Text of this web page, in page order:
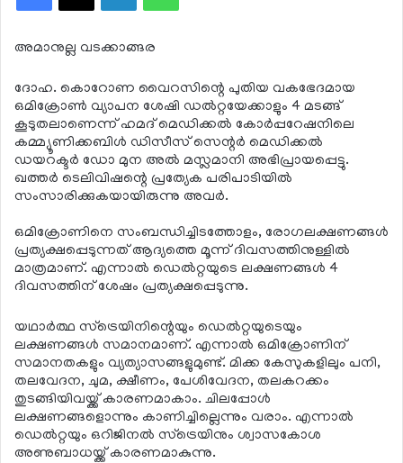
അമാനുല്ല വടക്കാങ്ങര
ദോഹ. കൊറോണ വൈറസിന്റെ പുതിയ വകഭേദമായ
ഒമിക്രോണ്‍ വ്യാപന ശേഷി ഡല്‍റ്റയേക്കാളും 4 മടങ്ങ്
കൂടുതലാണെന്ന് ഹമദ് മെഡിക്കല്‍ കോര്‍പ്പറേഷനിലെ
കമ്മ്യൂണിക്കബിള്‍ ഡിസീസ് സെന്റര്‍ മെഡിക്കല്‍
ഡയറക്ടര്‍ ഡോ മുന അല്‍ മസ്ലമാനി അഭിപ്രായപ്പെട്ടു.
ഖത്തര്‍ ടെലിവിഷന്റെ പ്രത്യേക പരിപാടിയില്‍
സംസാരിക്കുകയായിരുന്നു അവര്‍.
ഒമിക്രോണിനെ സംബന്ധിച്ചിടത്തോളം, രോഗലക്ഷണങ്ങള്‍
പ്രത്യക്ഷപ്പെടുന്നത് ആദ്യത്തെ മൂന്ന് ദിവസത്തിനുള്ളില്‍
മാത്രമാണ്. എന്നാല്‍ ഡെല്‍റ്റയുടെ ലക്ഷണങ്ങള്‍ 4
ദിവസത്തിന് ശേഷം പ്രത്യക്ഷപ്പെടുന്നു.
യഥാര്‍ത്ഥ സ്ട്രെയിനിന്റെയും ഡെല്‍റ്റയുടെയും
ലക്ഷണങ്ങള്‍ സമാനമാണ്. എന്നാല്‍ ഒമിക്രോണിന്
സമാനതകളും വ്യത്യാസങ്ങളുമുണ്ട്. മിക്ക കേസുകളിലും പനി,
തലവേദന, ചുമ, ക്ഷീണം, പേശിവേദന, തലകറക്കം
തുടങ്ങിയിവയ്ക്ക് കാരണമാകാം. ചിലപ്പോള്‍
ലക്ഷണങ്ങളൊന്നും കാണിച്ചില്ലെന്നും വരാം. എന്നാല്‍
ഡെല്‍റ്റയും ഒറിജിനല്‍ സ്‌ട്രെയിനും ശ്വാസകോശ
അണുബാധയ്ക്ക് കാരണമാകുന്നു.